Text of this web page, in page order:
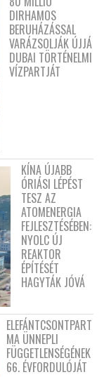
DIRHAMOS
BERUHÁZÁSSAL
VARÁZSOLJÁK ÚJJÁ
DUBAI TÖRTÉNELMI
VÍZPARTJÁT
KÍNA ÚJABB
ÓRIÁSI LÉPÉST
TESZ AZ
ATOMENERGIA
FEJLESZTÉSÉBEN:
NYOLC ÚJ
REAKTOR
ÉPÍTÉSÉT
HAGYTÁK JÓVÁ
ELEFÁNTCSONTPART
MA ÜNNEPLI
FÜGGETLENSÉGÉNEK
66. ÉVFORDULÓJÁT